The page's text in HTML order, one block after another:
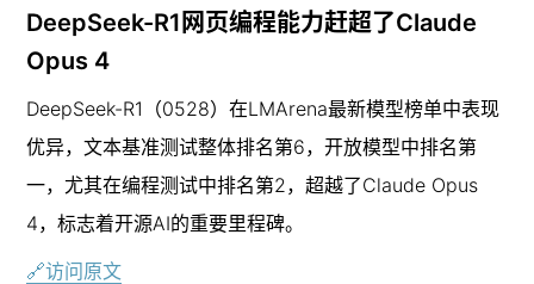
DeepSeek-R1网页编程能力赶超了Claude
Opus 4
DeepSeek-R1（0528）在LMArena最新模型榜单中表现
优异，文本基准测试整体排名第6，开放模型中排名第
一，尤其在编程测试中排名第2，超越了Claude Opus
4，标志着开源AI的重要里程碑。
🔗访问原文